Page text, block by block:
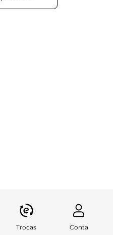
Trocas Conta